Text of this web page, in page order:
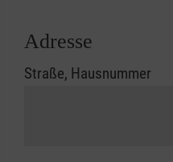
Adresse
Straße, Hausnummer